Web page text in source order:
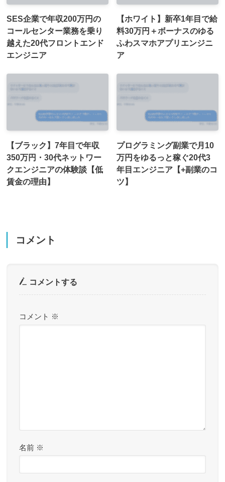
SES企業で年収200万円の
コールセンター業務を乗り
越えた20代フロントエンド
エンジニア
【ホワイト】新卒1年目で給
料30万円＋ボーナスのゆる
ふわスマホアプリエンジニ
ア
【ブラック】7年目で年収
350万円・30代ネットワー
クエンジニアの体験談【低
賃金の理由】
プログラミング副業で月10
万円をゆるっと稼ぐ20代3
年目エンジニア【+副業のコ
ツ】
コメント
コメントする
コメント ※
名前 ※